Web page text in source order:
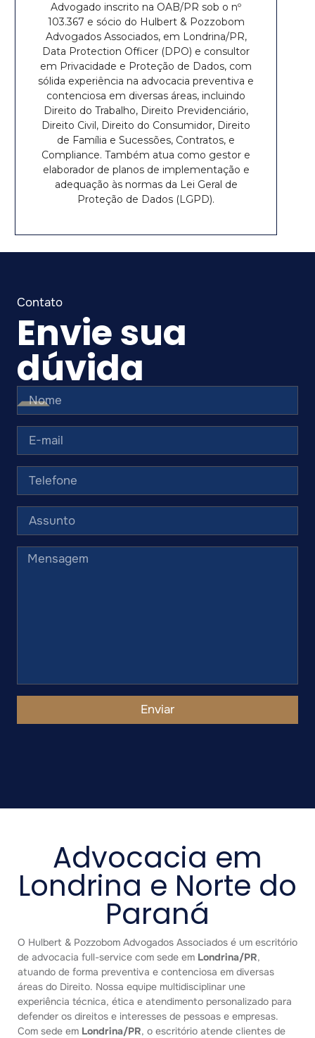
Advogado inscrito na OAB/PR sob o nº
103.367 e sócio do Hulbert & Pozzobom
Advogados Associados, em Londrina/PR,
Data Protection Officer (DPO) e consultor
em Privacidade e Proteção de Dados, com
sólida experiência na advocacia preventiva e
contenciosa em diversas áreas, incluindo
Direito do Trabalho, Direito Previdenciário,
Direito Civil, Direito do Consumidor, Direito
de Família e Sucessões, Contratos, e
Compliance. Também atua como gestor e
elaborador de planos de implementação e
adequação às normas da Lei Geral de
Proteção de Dados (LGPD).
Envie sua
dúvida
Enviar
Advocacia em
Londrina e Norte do
Paraná
O Hulbert & Pozzobom Advogados Associados é um escritório
de advocacia full-service com sede em Londrina/PR,
atuando de forma preventiva e contenciosa em diversas
áreas do Direito. Nossa equipe multidisciplinar une
experiência técnica, ética e atendimento personalizado para
defender os direitos e interesses de pessoas e empresas.
Com sede em Londrina/PR, o escritório atende clientes de